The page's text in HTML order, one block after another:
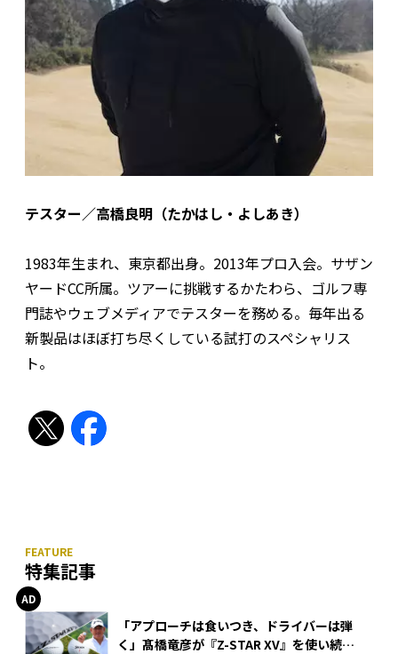
テスター／高橋良明（たかはし・よしあき）
1983年生まれ、東京都出身。2013年プロ入会。サザン
ヤードCC所属。ツアーに挑戦するかたわら、ゴルフ専
門誌やウェブメディアでテスターを務める。毎年出る
新製品はほぼ打ち尽くしている試打のスペシャリス
ト。
特集記事
「アプローチは食いつき、ドライバーは弾
く」髙橋竜彦が『Z-STAR XV』を使い続け